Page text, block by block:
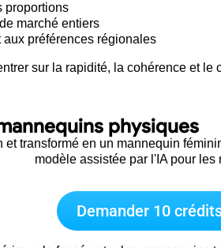
proportions
marché entiers
préférences régionales
sur la rapidité, la cohérence et
physiques
Demander 10